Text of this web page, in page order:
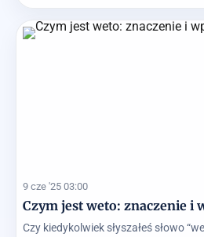
9 cze '25 03:00
Czym jest weto: znaczenie i
Czy kiedykolwiek słyszałeś słowo